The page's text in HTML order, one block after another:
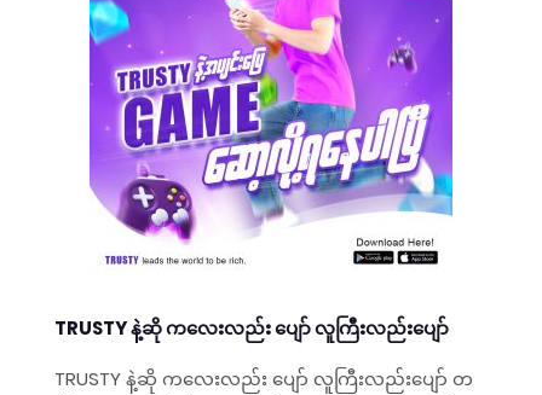
TRUSTY နဲ့ဆို ကလေးလည်း ပျော် လူကြီးလည်းပျော်
TRUSTY နဲ့ဆို ကလေးလည်း ပျော် လူကြီးလည်းပျော် တ